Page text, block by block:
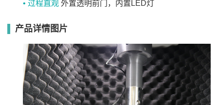
• 过程直观 外置透明前门，内置LED灯
产品详情图片